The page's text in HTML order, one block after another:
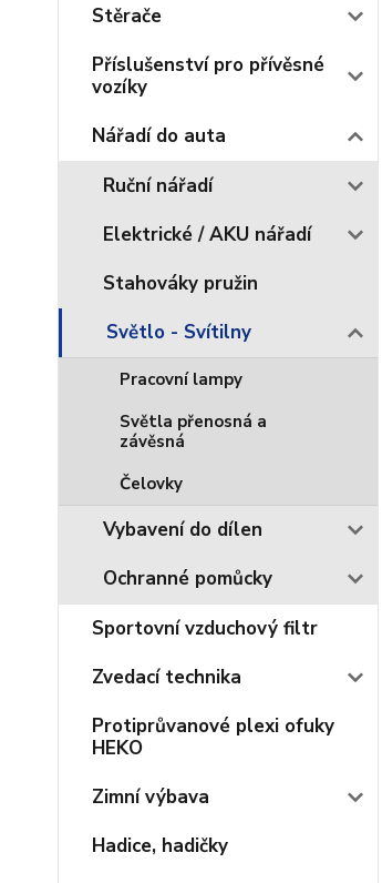
Stěrače
Příslušenství pro přívěsné
vozíky
Nářadí do auta
Ruční nářadí
Elektrické / AKU nářadí
Stahováky pružin
Světlo - Svítilny
Pracovní lampy
Světla přenosná a
závěsná
Čelovky
Vybavení do dílen
Ochranné pomůcky
Sportovní vzduchový filtr
Zvedací technika
Protiprůvanové plexi ofuky
HEKO
Zimní výbava
Hadice, hadičky